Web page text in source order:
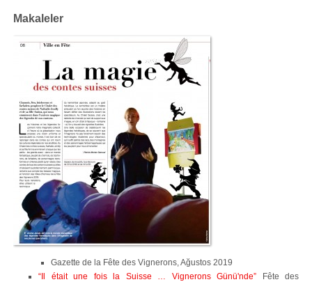
Makaleler
Gazette de la Fête des Vignerons, Ağustos 2019
“Il était une fois la Suisse … Vignerons Günü'nde” Fête des